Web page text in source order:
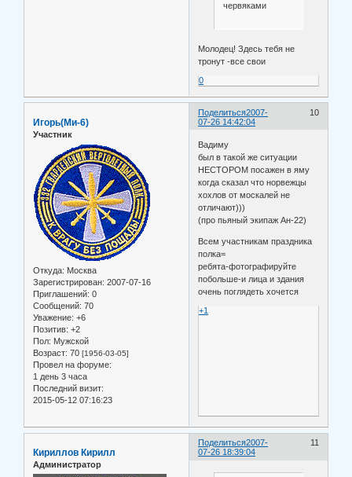
червяками
Молодец! Здесь тебя не
тронут -все свои
0
Поделиться 10
2007-
07-26 14:42:04
Игорь(Ми-6)
Участник
Откуда: Москва
Зарегистрирован: 2007-07-16
Приглашений: 0
Сообщений: 70
Уважение: +6
Позитив: +2
Пол: Мужской
Возраст: 70 [1956-03-05]
Провел на форуме:
1 день 3 часа
Последний визит:
2015-05-12 07:16:23
Вадиму
был в такой же ситуации
НЕСТОРОМ посажен в яму
когда сказал что норвежцы
хохлов от москалей не
отличают)))
(про пьяный экипаж Ан-22)
Всем участникам праздника
полка=
ребята-фотографируйте
побольше-и лица и здания
очень поглядеть хочется
+1
Поделиться 11
2007-
07-26 18:39:04
Кириллов Кирилл
Администратор